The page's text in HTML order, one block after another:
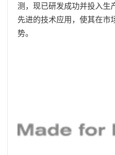
测，现已研发成功并投入生
先进的技术应用，使其在市
势。